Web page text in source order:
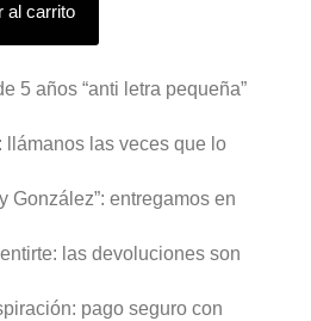
al carrito
5 años “anti letra pequeña”
llámanos las veces que lo
González”: entregamos en
las devoluciones son
pago seguro con